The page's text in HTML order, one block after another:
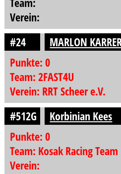
Verein:
#24
MARLON
Punkte: 0
Team: 2FAST4U
Verein: RRT Scheer e.V.
#512G
Korbinian Kees
Punkte: 0
Team: Kosak Racing Team
Verein: